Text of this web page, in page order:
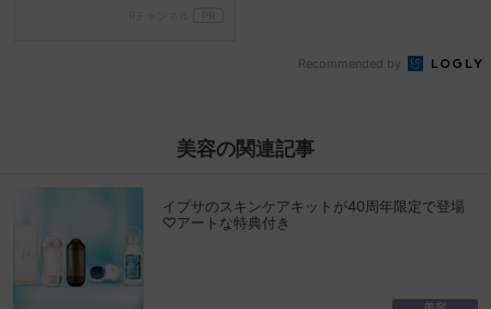
Recommended by
美容の関連記事
イプサのスキンケアキットが40周年限定で登場
♡アートな特典付き